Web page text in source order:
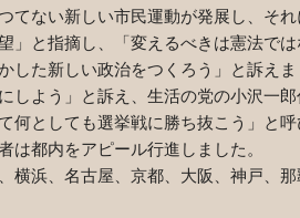
てない新しい市民運動が発展し、そ
」と指摘し、「変えるべきは憲法で
した新しい政治をつくろう」と訴え
しよう」と訴え、生活の党の小沢一
何としても選挙戦に勝ち抜こう」と
は都内をアピール行進しました。
横浜、名古屋、京都、大阪、神戸、